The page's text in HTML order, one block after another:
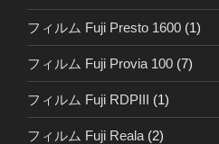
フィルム Fuji Presto 1600 (1)
フィルム Fuji Provia 100 (7)
フィルム Fuji RDPIII (1)
フィルム Fuji Reala (2)